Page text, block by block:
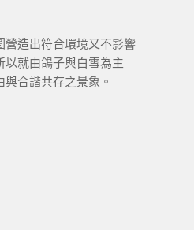
營造出符合環境又不影響
以就由鴿子與白雪為主
合諧共存之景象。